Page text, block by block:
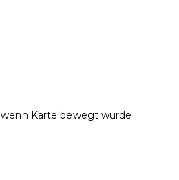
Karte bewegt wurde